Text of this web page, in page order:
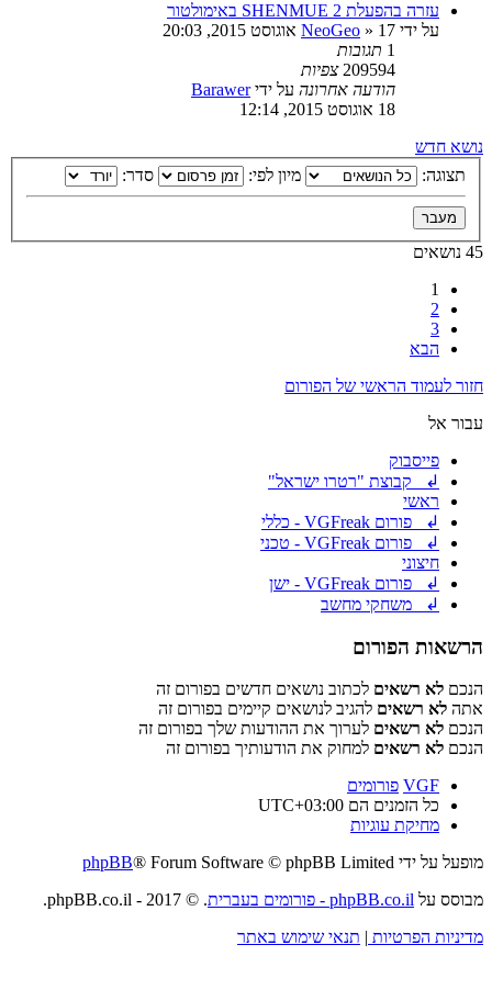
עזרה בהפעלת SHENMUE 2 באימולטור
על ידי
NeoGeo » 17 אוגוסט 2015, 20:03
1 תגובות
209594 צפיות
הודעה אחרונה על ידיBarawer
18 אוגוסט 2015, 12:14
נושא חדש
תצוגה:
מיון לפי: סדר:
45 נושאים
1
2
3
הבא
חזור לעמוד הראשי של הפורום
עבור אל
פייסבוק
↲ קבוצת "רטרו ישראל"
ראשי
↲ פורום VGFreak - כללי
↲ פורום VGFreak - טכני
חיצוני
↲ פורום VGFreak - ישן
↲ משחקי מחשב
הרשאות הפורום
הנכם לא רשאים לכתוב נושאים חדשים בפורום זה
אתה לא רשאים להגיב לנושאים קיימים בפורום זה
הנכם לא רשאים לערוך את ההודעות שלך בפורום זה
הנכם לא רשאים למחוק את הודעותיך בפורום זה
VGF פורומים
כל הזמנים הם UTC+03:00
מחיקת עוגיות
מופעל על ידי
phpBB® Forum Software © phpBB Limited
מבוסס על phpBB.co.il - פורומים בעברית
. © 2017 - phpBB.co.il.
מדיניות הפרטיות
תנאי שימוש באתר